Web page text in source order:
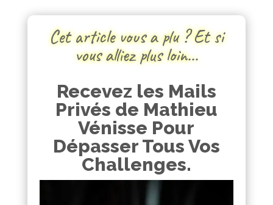
Cet article vous a plu ? Et si
vous alliez plus loin…
Recevez les Mails
Privés de Mathieu
Vénisse Pour
Dépasser Tous Vos
Challenges.